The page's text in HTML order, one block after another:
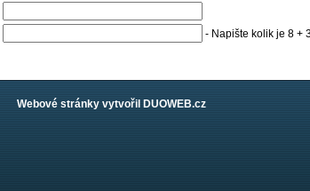
- Napište kolik je 8 +
Webové stránky vytvořil DUOWEB.cz